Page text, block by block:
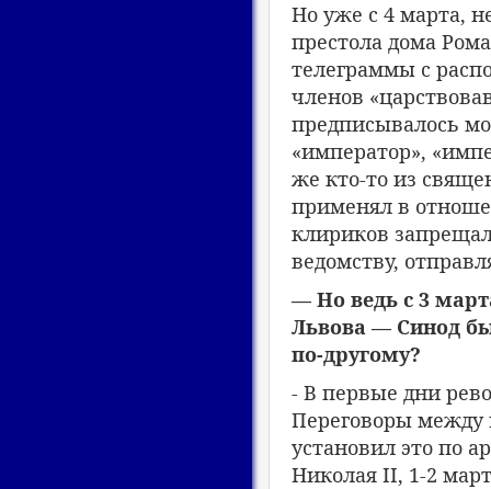
Но уже с 4 марта,
престола дома
телеграммы с
членов
предписывалось
«император»,
же кто-то из
применял в
клириков
ведомству,
— Но ведь с 3
Львова — Синод
по-другому?
- В первые дни
Переговоры
установил это по
Николая II, 1-2